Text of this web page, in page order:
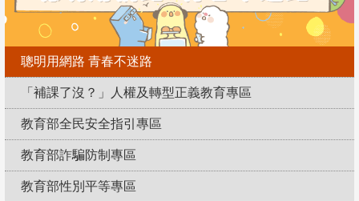
聰明用網路 青春不迷路
「補課了沒？」人權及轉型正義教育專區
教育部全民安全指引專區
教育部詐騙防制專區
教育部性別平等專區